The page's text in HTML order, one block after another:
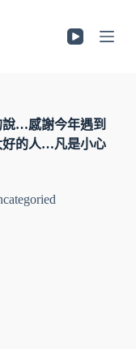
…感謝今年遇到
好的人…凡是小心